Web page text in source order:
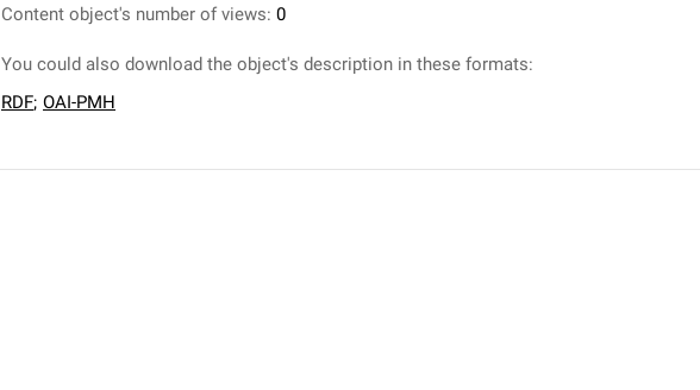
Content object's number of views: 0
You could also download the object's description in these formats:
RDF; OAI-PMH